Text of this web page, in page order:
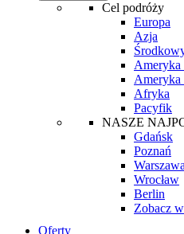
Cel podróży
Europa
Azja
Ameryka
Ameryka
Afryka
Pacyfik
NASZE
Gdańsk
Poznań
Warszawa
Wrocław
Berlin
Zobacz
Oferty